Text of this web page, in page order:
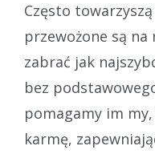
Często
przewożone są
zabrać jak
bez
pomagamy im
karmę,